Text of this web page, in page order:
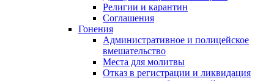
Религии и карантин
Соглашения
Гонения
Административное и полицейское
вмешательство
Места для молитвы
Отказ в регистрации и ликвидация